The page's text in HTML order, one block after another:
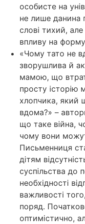
особисте на
не лише данина
слові тихий,
впливу на
«Чому тато не
зворушлива й
мамою, що
просту історію
хлопчика, який
вдома?» –
що таке війна,
чому вони
Письменниця
дітям
суспільства до
необхідності
важливості
поряд.
оптимістично,